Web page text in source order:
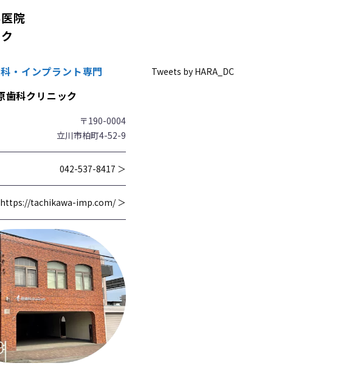
院
・インプラント専門
歯科クリニック
〒190-0004
立川市柏町4-52-9
042-537-8417 ＞
https://tachikawa-imp.com/ ＞
Tweets by HARA_DC